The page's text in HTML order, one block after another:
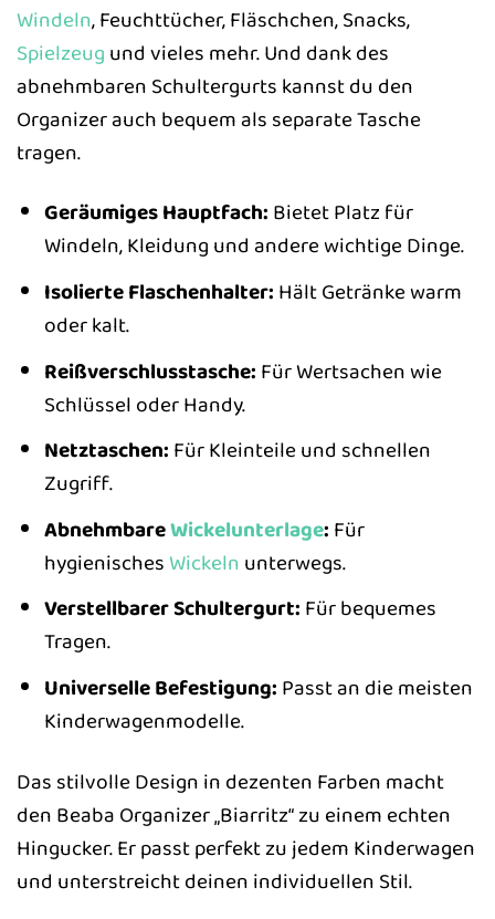
Windeln, Feuchttücher, Fläschchen, Snacks,
Spielzeug und vieles mehr. Und dank des
abnehmbaren Schultergurts kannst du den
Organizer auch bequem als separate Tasche
tragen.
Geräumiges Hauptfach: Bietet Platz für
Windeln, Kleidung und andere wichtige Dinge.
Isolierte Flaschenhalter: Hält Getränke warm
oder kalt.
Reißverschlusstasche: Für Wertsachen wie
Schlüssel oder Handy.
Netztaschen: Für Kleinteile und schnellen
Zugriff.
AbnehmbareWickelunterlage: Für
hygienisches Wickeln unterwegs.
Verstellbarer Schultergurt: Für bequemes
Tragen.
Universelle Befestigung: Passt an die meisten
Kinderwagenmodelle.
Das stilvolle Design in dezenten Farben macht
den Beaba Organizer „Biarritz“ zu einem echten
Hingucker. Er passt perfekt zu jedem Kinderwagen
und unterstreicht deinen individuellen Stil.